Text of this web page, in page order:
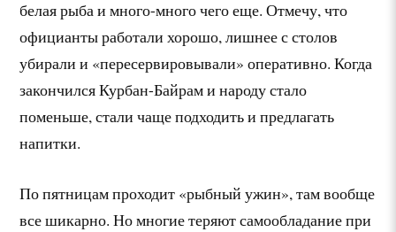
белая рыба и много-много чего еще. Отмечу, что
официанты работали хорошо, лишнее с столов
убирали и «пересервировывали» оперативно. Когда
закончился Курбан-Байрам и народу стало
поменьше, стали чаще подходить и предлагать
напитки.
По пятницам проходит «рыбный ужин», там вообще
все шикарно. Но многие теряют самообладание при